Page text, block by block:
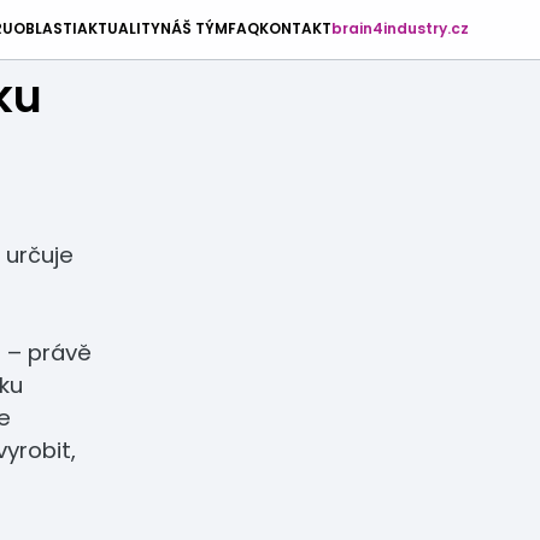
OBLASTIAKTUALITYNÁŠ TÝMFAQKONTAKTbrain4industry.cz
– právě